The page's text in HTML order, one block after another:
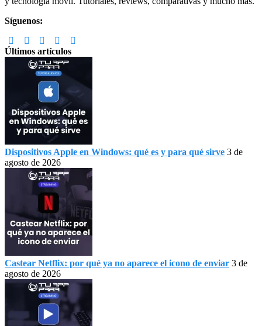
Síguenos:
Últimos artículos
Dispositivos Apple en Windows: qué es y para qué sirve 3 de
agosto de 2026
Castear Netflix: por qué ya no aparece el icono de enviar 3 de
agosto de 2026